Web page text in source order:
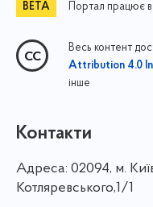
Портал працює
Весь контент
Attribution 4.0
інше
Контакти
Адреса: 02094, м.
Котляревського,1/1